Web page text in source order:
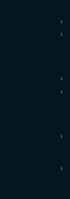
›
›
›
›
›
›